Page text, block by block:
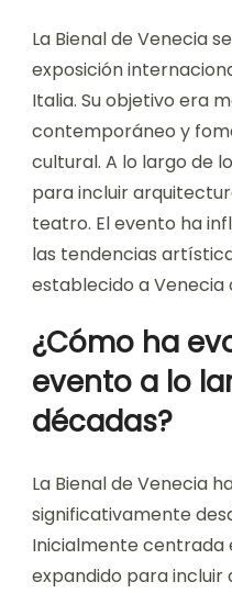
La Bienal de Venecia
exposición
Italia. Su objetivo era
contemporáneo y
cultural. A lo largo de
para incluir
teatro. El evento ha
las tendencias
establecido a
¿Cómo ha
evento a lo
décadas?
La Bienal de Venecia
significativamente
Inicialmente centrada
expandido para incluir